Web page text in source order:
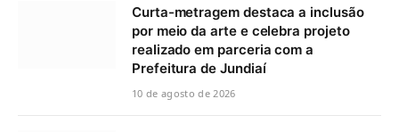
Curta-metragem destaca a inclusão
por meio da arte e celebra projeto
realizado em parceria com a
Prefeitura de Jundiaí
10 de agosto de 2026